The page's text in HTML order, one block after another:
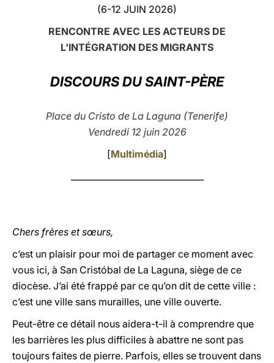
LATINE
(6-12 JUIN 2026)
RENCONTRE AVEC LES ACTEURS DE
L'INTÉGRATION DES MIGRANTS
DISCOURS DU SAINT-PÈRE
Place du Cristo de La Laguna (Tenerife)
Vendredi 12 juin 2026
[Multimédia]
Chers frères et sœurs,
c’est un plaisir pour moi de partager ce moment avec
vous ici, à San Cristóbal de La Laguna, siège de ce
diocèse. J’ai été frappé par ce qu’on dit de cette ville :
c’est une ville sans murailles, une ville ouverte.
Peut-être ce détail nous aidera-t-il à comprendre que
les barrières les plus difficiles à abattre ne sont pas
toujours faites de pierre. Parfois, elles se trouvent dans